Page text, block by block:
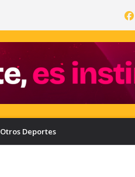
Otros Deportes